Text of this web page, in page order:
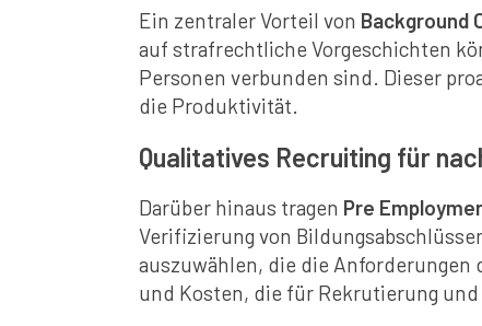
Ein zentraler Vorteil von Background
auf strafrechtliche Vorgeschichten
Personen verbunden sind. Dieser
die Produktivität.
Qualitatives Recruiting für
Darüber hinaus tragen Pre
Verifizierung von
auszuwählen, die die
und Kosten, die für Rekrutierung